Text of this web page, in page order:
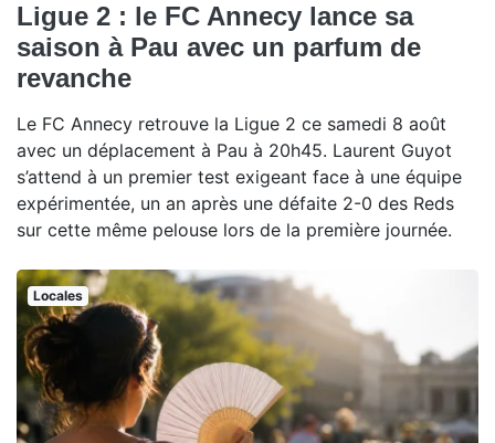
Ligue 2 : le FC Annecy lance sa
saison à Pau avec un parfum de
revanche
Le FC Annecy retrouve la Ligue 2 ce samedi 8 août
avec un déplacement à Pau à 20h45. Laurent Guyot
s’attend à un premier test exigeant face à une équipe
expérimentée, un an après une défaite 2-0 des Reds
sur cette même pelouse lors de la première journée.
Locales